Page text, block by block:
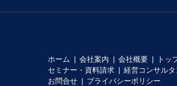
ホーム 会社案内 会社概要 トッ
セミナー・資料請求
経営コンサルタ
お問合せ
プライバシーポリシー